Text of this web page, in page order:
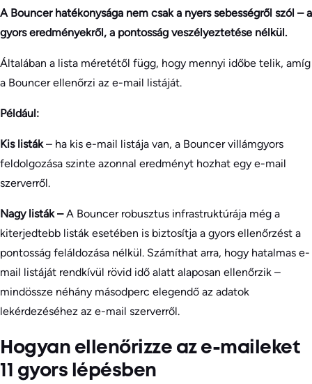
A Bouncer hatékonysága nem csak a nyers sebességről szól – a
gyors eredményekről, a pontosság veszélyeztetése nélkül.
Általában a lista méretétől függ, hogy mennyi időbe telik, amíg
a Bouncer ellenőrzi az e-mail listáját.
Például:
Kis listák– ha kis e-mail listája van, a Bouncer villámgyors
feldolgozása szinte azonnal eredményt hozhat egy e-mail
szerverről.
Nagy listák –A Bouncer robusztus infrastruktúrája még a
kiterjedtebb listák esetében is biztosítja a gyors ellenőrzést a
pontosság feláldozása nélkül. Számíthat arra, hogy hatalmas e-
mail listáját rendkívül rövid idő alatt alaposan ellenőrzik –
mindössze néhány másodperc elegendő az adatok
lekérdezéséhez az e-mail szerverről.
Hogyan ellenőrizze az e-maileket
11 gyors lépésben